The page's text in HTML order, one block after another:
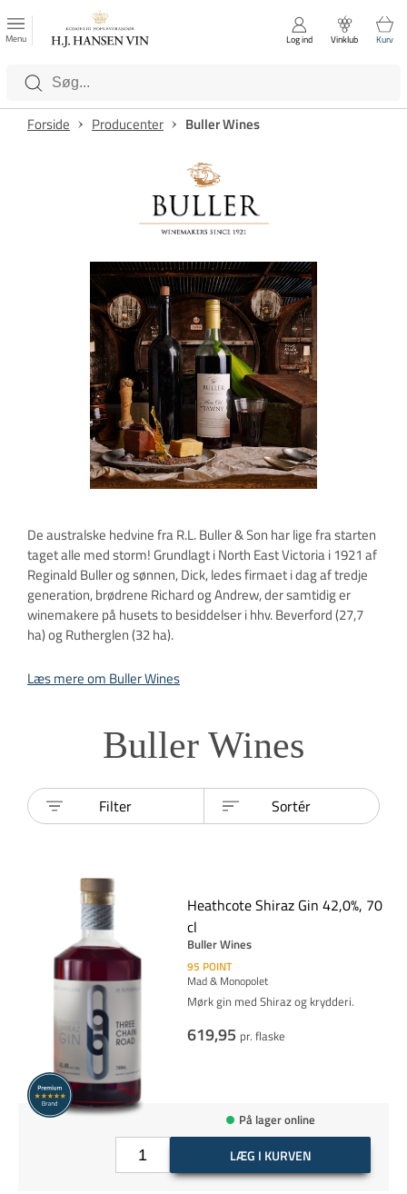
Luk
Kategorier
Menu Log ind Vinklub Kurv
Forside Producenter Buller Wines
De australske hedvine fra R.L. Buller & Son har lige fra starten
taget alle med storm! Grundlagt i North East Victoria i 1921 af
Reginald Buller og sønnen, Dick, ledes firmaet i dag af tredje
generation, brødrene Richard og Andrew, der samtidig er
winemakere på husets to besiddelser i hhv. Beverford (27,7
ha) og Rutherglen (32 ha).
Læs mere om Buller Wines
Buller Wines
Filter Sortér
Heathcote Shiraz Gin 42,0%, 70
cl
Buller Wines
95 POINT
Mad & Monopolet
Mørk gin med Shiraz og krydderi.
619,95 pr. flaske
På lager online
LÆG I KURVEN